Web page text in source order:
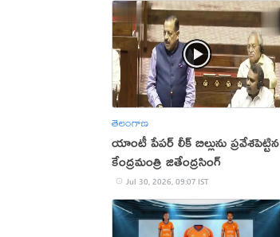
తెలంగాణ
యాంటీ పేపర్ లీక్ బిల్లును ప్రవేశపెట్టిన
కేంద్రమంత్రి జితేంద్రసింగ్
Jul 30, 2026, 09:07 IST